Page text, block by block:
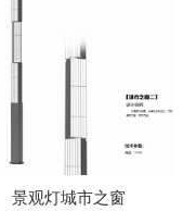
景观灯城市之窗